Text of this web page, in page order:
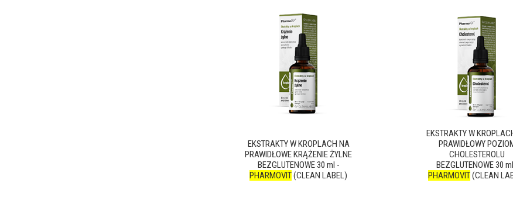
EKSTRAKTY W KROPLACH NA
PRAWIDŁOWE KRĄŻENIE ŻYLNE
BEZGLUTENOWE 30 ml -
PHARMOVIT(CLEAN LABEL)
EKSTRAKTY W
PRAWIDŁOWY
CHOLESTEROLU
BEZGLUTENOWE 30
PHARMOVIT(CLEAN